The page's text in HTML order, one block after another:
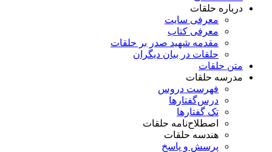
درباره حلقات
معرفی سایت
معرفی کتاب
مقدمه شهید صدر بر حلقات
حلقات در بیان دیگران
متن حلقات
مدرسه حلقات
فهرست دروس
درس‌گفتار‌ها
تک گفتارها
اصطلاح‌نامه حلقات
هندسه حلقات
پرسش و پاسخ